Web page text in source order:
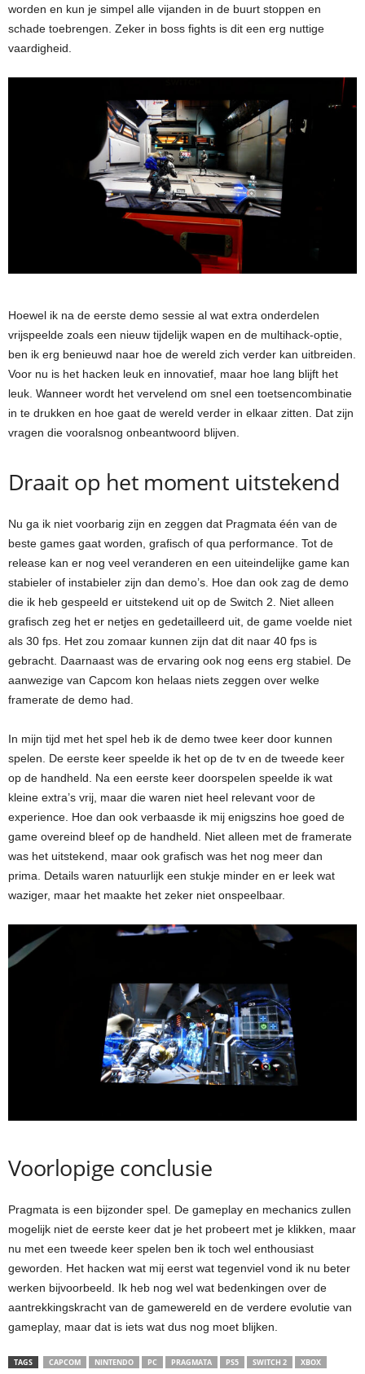
worden en kun je simpel alle vijanden in de buurt stoppen en
schade toebrengen. Zeker in boss fights is dit een erg nuttige
vaardigheid.
Hoewel ik na de eerste demo sessie al wat extra onderdelen
vrijspeelde zoals een nieuw tijdelijk wapen en de multihack-optie,
ben ik erg benieuwd naar hoe de wereld zich verder kan uitbreiden.
Voor nu is het hacken leuk en innovatief, maar hoe lang blijft het
leuk. Wanneer wordt het vervelend om snel een toetsencombinatie
in te drukken en hoe gaat de wereld verder in elkaar zitten. Dat zijn
vragen die vooralsnog onbeantwoord blijven.
Draait op het moment uitstekend
Nu ga ik niet voorbarig zijn en zeggen dat Pragmata één van de
beste games gaat worden, grafisch of qua performance. Tot de
release kan er nog veel veranderen en een uiteindelijke game kan
stabieler of instabieler zijn dan demo’s. Hoe dan ook zag de demo
die ik heb gespeeld er uitstekend uit op de Switch 2. Niet alleen
grafisch zeg het er netjes en gedetailleerd uit, de game voelde niet
als 30 fps. Het zou zomaar kunnen zijn dat dit naar 40 fps is
gebracht. Daarnaast was de ervaring ook nog eens erg stabiel. De
aanwezige van Capcom kon helaas niets zeggen over welke
framerate de demo had.
In mijn tijd met het spel heb ik de demo twee keer door kunnen
spelen. De eerste keer speelde ik het op de tv en de tweede keer
op de handheld. Na een eerste keer doorspelen speelde ik wat
kleine extra’s vrij, maar die waren niet heel relevant voor de
experience. Hoe dan ook verbaasde ik mij enigszins hoe goed de
game overeind bleef op de handheld. Niet alleen met de framerate
was het uitstekend, maar ook grafisch was het nog meer dan
prima. Details waren natuurlijk een stukje minder en er leek wat
waziger, maar het maakte het zeker niet onspeelbaar.
Voorlopige conclusie
Pragmata is een bijzonder spel. De gameplay en mechanics zullen
mogelijk niet de eerste keer dat je het probeert met je klikken, maar
nu met een tweede keer spelen ben ik toch wel enthousiast
geworden. Het hacken wat mij eerst wat tegenviel vond ik nu beter
werken bijvoorbeeld. Ik heb nog wel wat bedenkingen over de
aantrekkingskracht van de gamewereld en de verdere evolutie van
gameplay, maar dat is iets wat dus nog moet blijken.
TAGS CAPCOM NINTENDO PC PRAGMATA PS5 SWITCH 2 XBOX